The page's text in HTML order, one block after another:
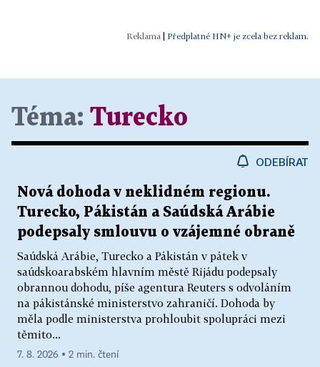
Předplatné HN+ je zcela bez reklam.
Téma: Turecko
ODEBÍRAT
Nová dohoda v neklidném regionu.
Turecko, Pákistán a Saúdská Arábie
podepsaly smlouvu o vzájemné obraně
Saúdská Arábie, Turecko a Pákistán v pátek v
saúdskoarabském hlavním městě Rijádu podepsaly
obrannou dohodu, píše agentura Reuters s odvoláním
na pákistánské ministerstvo zahraničí. Dohoda by
měla podle ministerstva prohloubit spolupráci mezi
těmito...
7. 8. 2026 ▪ 2 min. čtení